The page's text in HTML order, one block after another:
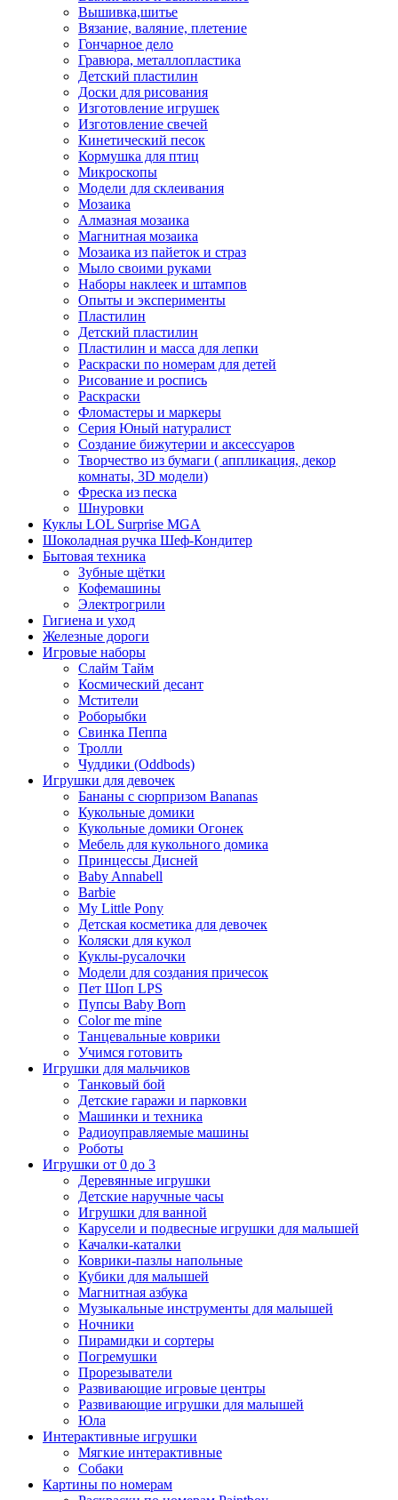
Вышивка,шитье
Вязание, валяние, плетение
Гончарное дело
Гравюра, металлопластика
Детский пластилин
Доски для рисования
Изготовление игрушек
Изготовление свечей
Кинетический песок
Кормушка для птиц
Микроскопы
Модели для склеивания
Мозаика
Алмазная мозаика
Магнитная мозаика
Мозаика из пайеток и страз
Мыло своими руками
Наборы наклеек и штампов
Опыты и эксперименты
Пластилин
Детский пластилин
Пластилин и масса для лепки
Раскраски по номерам для детей
Рисование и роспись
Раскраски
Фломастеры и маркеры
Серия Юный натуралист
Создание бижутерии и аксессуаров
Творчество из бумаги ( аппликация, декор
комнаты, 3D модели)
Фреска из песка
Шнуровки
Куклы LOL Surprise MGA
Шоколадная ручка Шеф-Кондитер
Бытовая техника
Зубные щётки
Кофемашины
Электрогрили
Гигиена и уход
Железные дороги
Игровые наборы
Слайм Тайм
Космический десант
Мстители
Роборыбки
Свинка Пеппа
Тролли
Чуддики (Oddbods)
Игрушки для девочек
Бананы с сюрпризом Bananas
Кукольные домики
Кукольные домики Огонек
Мебель для кукольного домика
Принцессы Дисней
Baby Annabell
Barbie
My Little Pony
Детская косметика для девочек
Коляски для кукол
Куклы-русалочки
Модели для создания причесок
Пет Шоп LPS
Пупсы Baby Born
Сolor me mine
Танцевальные коврики
Учимся готовить
Игрушки для мальчиков
Танковый бой
Детские гаражи и парковки
Машинки и техника
Радиоуправляемые машины
Роботы
Игрушки от 0 до 3
Деревянные игрушки
Детские наручные часы
Игрушки для ванной
Карусели и подвесные игрушки для малышей
Качалки-каталки
Коврики-пазлы напольные
Кубики для малышей
Магнитная азбука
Музыкальные инструменты для малышей
Ночники
Пирамидки и сортеры
Погремушки
Прорезыватели
Развивающие игровые центры
Развивающие игрушки для малышей
Юла
Интерактивные игрушки
Мягкие интерактивные
Собаки
Картины по номерам